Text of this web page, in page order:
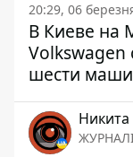
20:29, 06
В Киеве на
шести